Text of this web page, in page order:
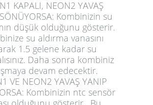
KAPALI, NEON2 YAVAŞ
Kombinizin su
düşük olduğunu gösterir.
su aldırma vanasını
1.5 gelene kadar su
Daha sonra kombiniz
devam edecektir.
VE NEON2 YAVAŞ YANIP
Kombinizin ntc sensör